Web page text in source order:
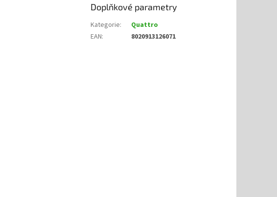
Doplňkové parametry
Kategorie:
Quattro
EAN: 8020913126071